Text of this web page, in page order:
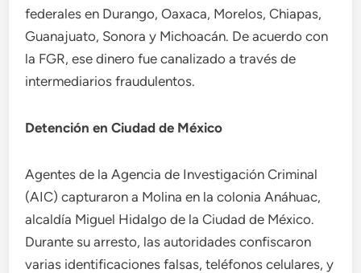
federales en Durango, Oaxaca, Morelos, Chiapas,
Guanajuato, Sonora y Michoacán. De acuerdo con
la FGR, ese dinero fue canalizado a través de
intermediarios fraudulentos.
Detención en Ciudad de México
Agentes de la Agencia de Investigación Criminal
(AIC) capturaron a Molina en la colonia Anáhuac,
alcaldía Miguel Hidalgo de la Ciudad de México.
Durante su arresto, las autoridades confiscaron
varias identificaciones falsas, teléfonos celulares, y